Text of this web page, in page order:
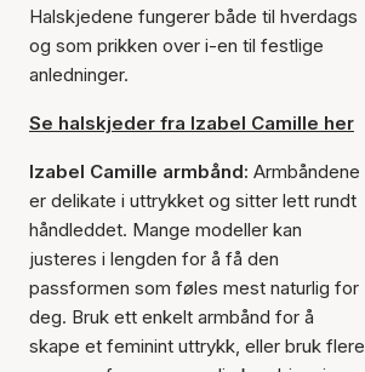
Halskjedene fungerer både til hverdags
og som prikken over i-en til festlige
anledninger.
Se halskjeder fra Izabel Camille her
Izabel Camille armbånd: Armbåndene
er delikate i uttrykket og sitter lett rundt
håndleddet. Mange modeller kan
justeres i lengden for å få den
passformen som føles mest naturlig for
deg. Bruk ett enkelt armbånd for å
skape et feminint uttrykk, eller bruk flere